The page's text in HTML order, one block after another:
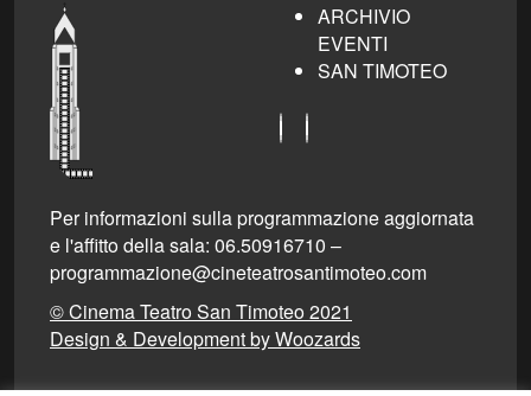
ARCHIVIO
EVENTI
SAN TIMOTEO
Per informazioni sulla programmazione aggiornata
e l'affitto della sala: 06.50916710 –
programmazione@cineteatrosantimoteo.com
© Cinema Teatro San Timoteo 2021
Design & Development by Woozards